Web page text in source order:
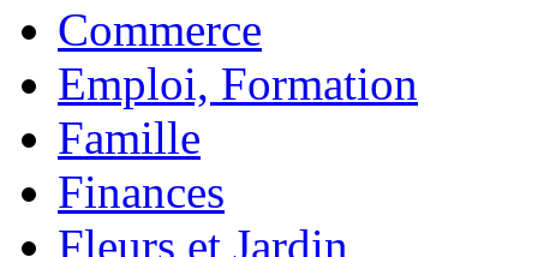
Commerce
Emploi, Formation
Famille
Finances
Fleurs et Jardin